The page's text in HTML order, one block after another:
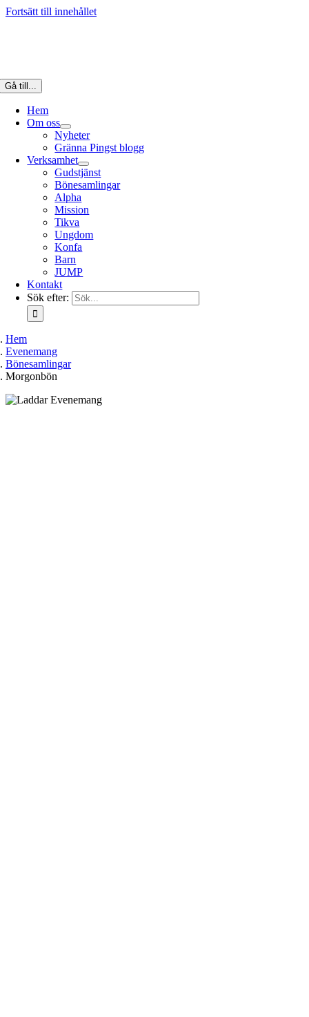
Fortsätt till innehållet
Gå till...
Hem
Om oss
Nyheter
Gränna Pingst blogg
Verksamhet
Gudstjänst
Bönesamlingar
Alpha
Mission
Tikva
Ungdom
Konfa
Barn
JUMP
Kontakt
Sök efter:
Hem
Evenemang
Bönesamlingar
Morgonbön